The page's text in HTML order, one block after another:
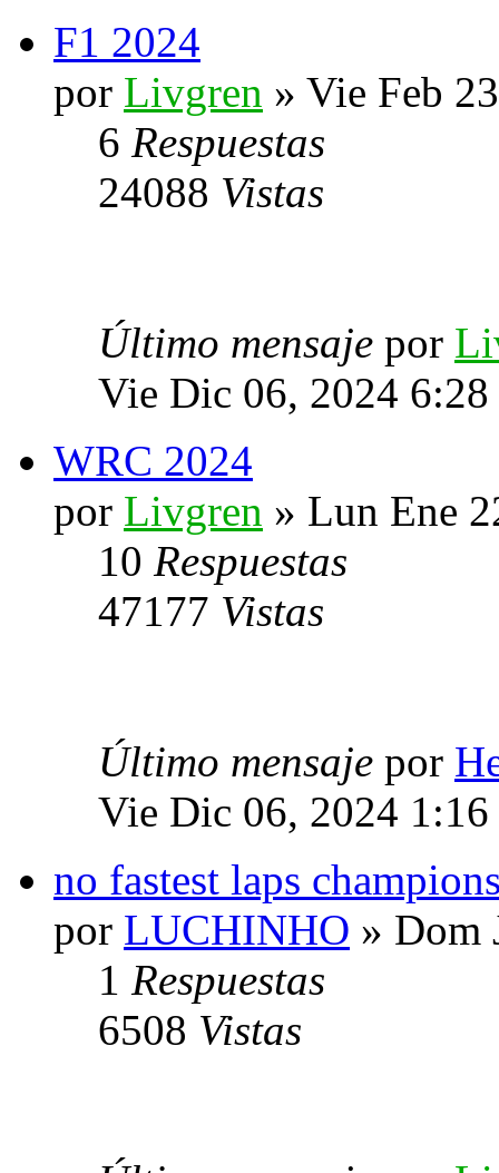
F1 2024
por Livgren » Vie Feb
6 Respuestas
24088 Vistas
Último mensaje por
Vie Dic 06, 2024 6:28
WRC 2024
por Livgren » Lun Ene
10 Respuestas
47177 Vistas
Último mensaje por
Vie Dic 06, 2024 1:16
no fastest laps
por LUCHINHO » Dom
1 Respuestas
6508 Vistas